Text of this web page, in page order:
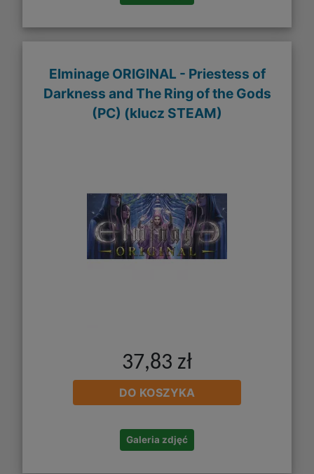
Elminage ORIGINAL - Priestess of
Darkness and The Ring of the Gods
(PC) (klucz STEAM)
37,83 zł
DO KOSZYKA
Galeria zdjęć